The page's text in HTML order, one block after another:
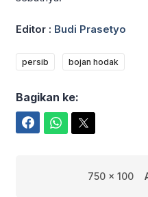
Editor : Budi Prasetyo
persib bojan hodak
Bagikan ke:
750 x 100